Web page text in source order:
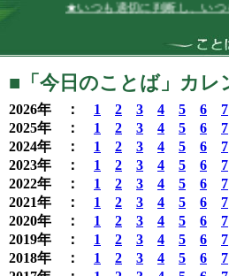
★いつも適切に判断し、いつも適切に
■「今日のことば」カ
2026年 ： 1 2 3 4 5 6
7
2025年 ： 1 2 3 4 5 6
7
2024年 ： 1 2 3 4 5 6
7
2023年 ： 1 2 3 4 5 6
7
2022年 ： 1 2 3 4 5 6
7
2021年 ： 1 2 3 4 5 6
7
2020年 ： 1 2 3 4 5 6
7
2019年 ： 1 2 3 4 5 6
7
2018年 ： 1 2 3 4 5 6
7